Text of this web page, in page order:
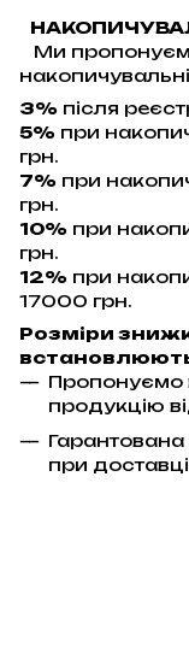
Ми
3% після
5% при
грн.
7% при
грн.
10% при
грн.
12% при
17000 грн.
Розміри
Пропонуємо
продукцію
Гарантована
при доставці